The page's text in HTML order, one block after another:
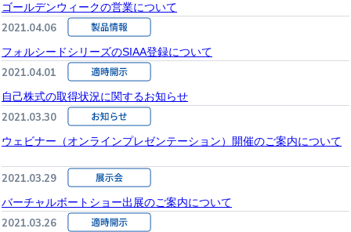
ゴールデンウィークの営業について
2021.04.06
フォルシードシリーズのSIAA登録について
2021.04.01
自己株式の取得状況に関するお知らせ
2021.03.30
ウェビナー（オンラインプレゼンテーション）開催のご案内について
2021.03.29
バーチャルボートショー出展のご案内について
2021.03.26